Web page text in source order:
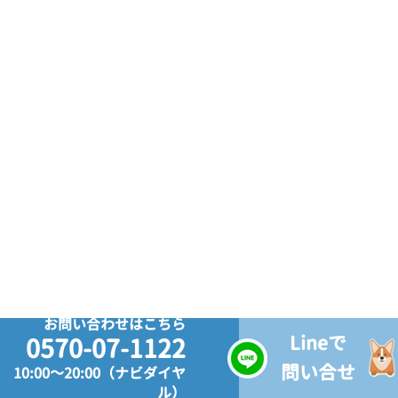
お問い合わせはこちら
0570-07-1122
10:00～20:00（ナビダイヤ
ル）
Lineで
問い合せ